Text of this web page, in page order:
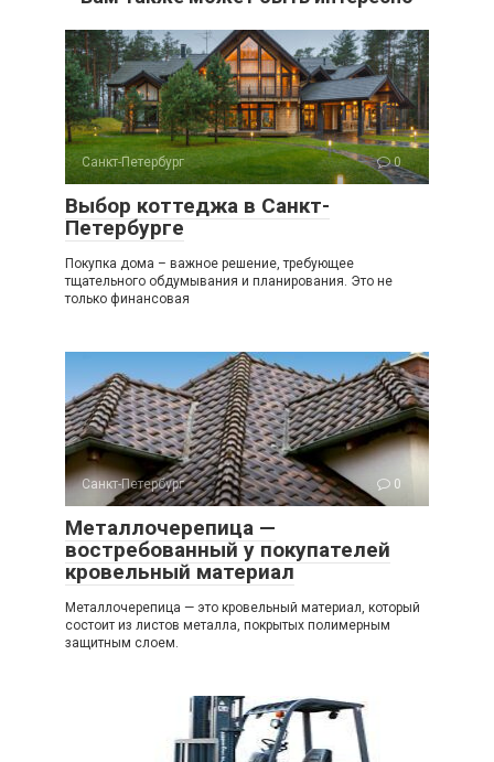
Санкт-Петербург 0
Выбор коттеджа в Санкт-
Петербурге
Покупка дома – важное решение, требующее
тщательного обдумывания и планирования. Это не
только финансовая
Санкт-Петербург 0
Металлочерепица —
востребованный у покупателей
кровельный материал
Металлочерепица — это кровельный материал, который
состоит из листов металла, покрытых полимерным
защитным слоем.